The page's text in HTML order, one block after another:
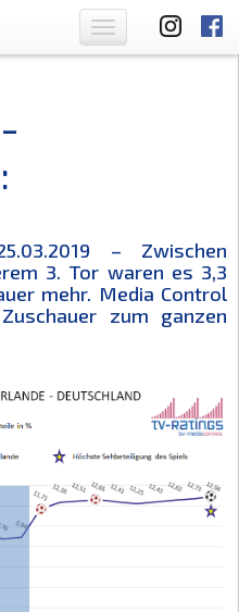
Toggle
navigation
– Zwischen
3. Tor waren es 3,3
mehr. Media Control
zum ganzen